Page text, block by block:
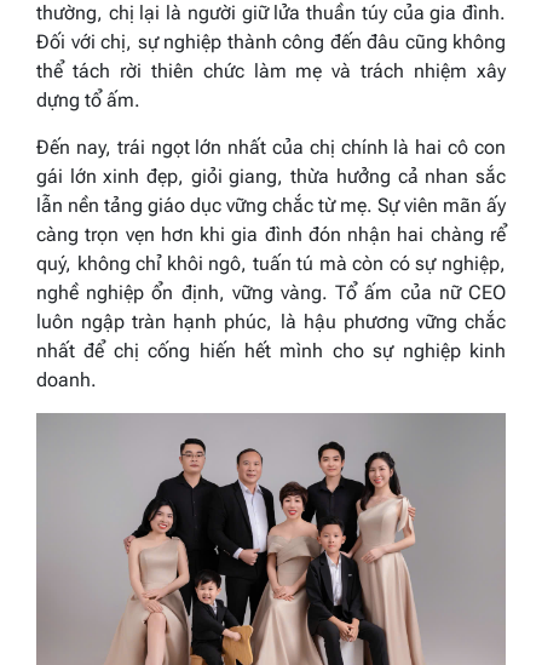
thường, chị lại là người giữ lửa thuần túy của gia đình.
Đối với chị, sự nghiệp thành công đến đâu cũng không
thể tách rời thiên chức làm mẹ và trách nhiệm xây
dựng tổ ấm.
Đến nay, trái ngọt lớn nhất của chị chính là hai cô con
gái lớn xinh đẹp, giỏi giang, thừa hưởng cả nhan sắc
lẫn nền tảng giáo dục vững chắc từ mẹ. Sự viên mãn ấy
càng trọn vẹn hơn khi gia đình đón nhận hai chàng rể
quý, không chỉ khôi ngô, tuấn tú mà còn có sự nghiệp,
nghề nghiệp ổn định, vững vàng. Tổ ấm của nữ CEO
luôn ngập tràn hạnh phúc, là hậu phương vững chắc
nhất để chị cống hiến hết mình cho sự nghiệp kinh
doanh.